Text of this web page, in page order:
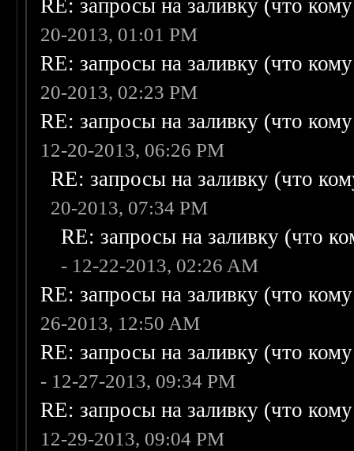
RE: запросы на заливку (что
20-2013, 01:01 PM
RE: запросы на заливку (что
20-2013, 02:23 PM
RE: запросы на заливку (что
12-20-2013, 06:26 PM
RE: запросы на заливку (что
20-2013, 07:34 PM
RE: запросы на заливку (что
- 12-22-2013, 02:26 AM
RE: запросы на заливку (что
26-2013, 12:50 AM
RE: запросы на заливку (что
- 12-27-2013, 09:34 PM
RE: запросы на заливку (что
12-29-2013, 09:04 PM